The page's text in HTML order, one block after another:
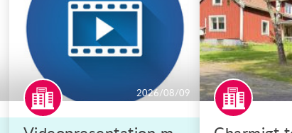
2026/08/09